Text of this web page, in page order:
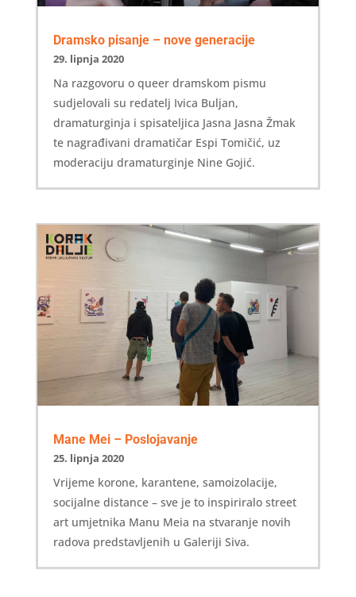
Dramsko pisanje – nove generacije
29. lipnja 2020
Na razgovoru o queer dramskom pismu
sudjelovali su redatelj Ivica Buljan,
dramaturginja i spisateljica Jasna Jasna Žmak
te nagrađivani dramatičar Espi Tomičić, uz
moderaciju dramaturginje Nine Gojić.
Mane Mei – Poslojavanje
25. lipnja 2020
Vrijeme korone, karantene, samoizolacije,
socijalne distance – sve je to inspiriralo street
art umjetnika Manu Meia na stvaranje novih
radova predstavljenih u Galeriji Siva.